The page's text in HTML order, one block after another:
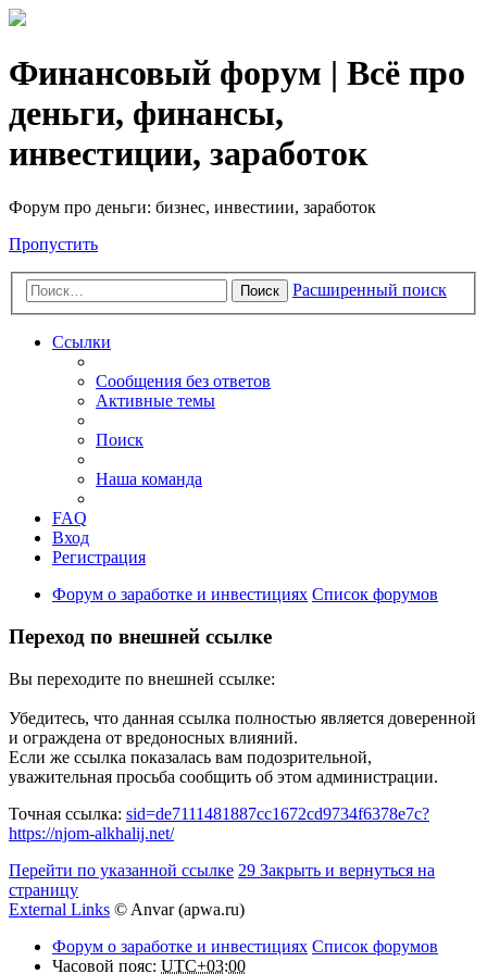
Финансовый форум | Всё про
деньги, финансы,
инвестиции, заработок
Форум про деньги: бизнес, инвестиии, заработок
Пропустить
Поиск Расширенный поиск
Ссылки
Сообщения без ответов
Активные темы
Поиск
Наша команда
FAQ
Вход
Регистрация
Форум о заработке и инвестициях Список форумов
Переход по внешней ссылке
Вы переходите по внешней ссылке:
Убедитесь, что данная ссылка полностью является доверенной
и ограждена от вредоносных влияний.
Если же ссылка показалась вам подозрительной,
уважительная просьба сообщить об этом администрации.
Точная ссылка: sid=de7111481887cc1672cd9734f6378e7c?
https://njom-alkhalij.net/
Перейти по указанной ссылке 29 Закрыть и вернуться на
страницу
External Links © Anvar (apwa.ru)
Форум о заработке и инвестициях Список форумов
Часовой пояс: UTC+03:00